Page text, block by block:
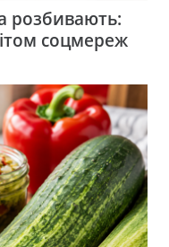
розбивають:
соцмереж